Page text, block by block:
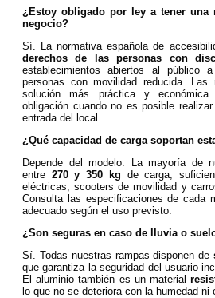
¿Estoy obligado por ley a tener una
negocio?
Sí. La normativa española de
derechos de las personas con
establecimientos abiertos al público
personas con movilidad reducida. Las
solución más práctica y
obligación cuando no es posible
entrada del local.
¿Qué capacidad de carga soportan
Depende del modelo. La mayoría de
entre 270 y 350 kg de carga,
eléctricas, scooters de movilidad y
Consulta las especificaciones de cada
adecuado según el uso previsto.
¿Son seguras en caso de lluvia o
Sí. Todas nuestras rampas disponen de
que garantiza la seguridad del usuario
El aluminio también es un material
lo que no se deteriora con la humedad ni